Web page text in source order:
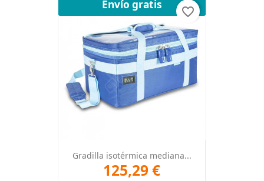
Gradilla isotérmica mediana...
125,29 €
Envío gratis
favorite_border